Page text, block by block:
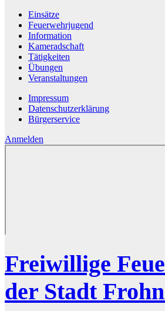
Einsätze
Feuerwehrjugend
Information
Kameradschaft
Tätigkeiten
Übungen
Veranstaltungen
Impressum
Datenschutzerklärung
Bürgerservice
Anmelden
Freiwillige
der Stadt